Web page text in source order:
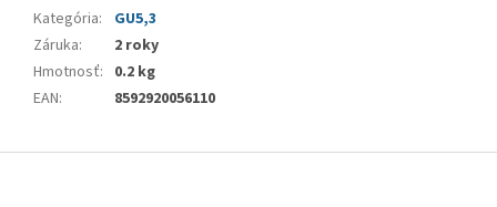
Kategória:
GU5,3
Záruka:
2 roky
Hmotnosť: 0.2 kg
EAN: 8592920056110